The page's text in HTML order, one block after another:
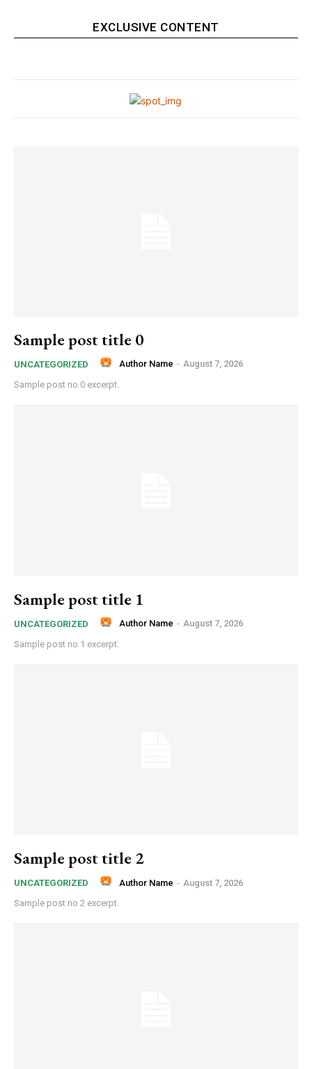
EXCLUSIVE CONTENT
Sample post title 0
UNCATEGORIZED Author Name - August 7, 2026
Sample post no 0 excerpt.
Sample post title 1
UNCATEGORIZED Author Name - August 7, 2026
Sample post no 1 excerpt.
Sample post title 2
UNCATEGORIZED Author Name - August 7, 2026
Sample post no 2 excerpt.